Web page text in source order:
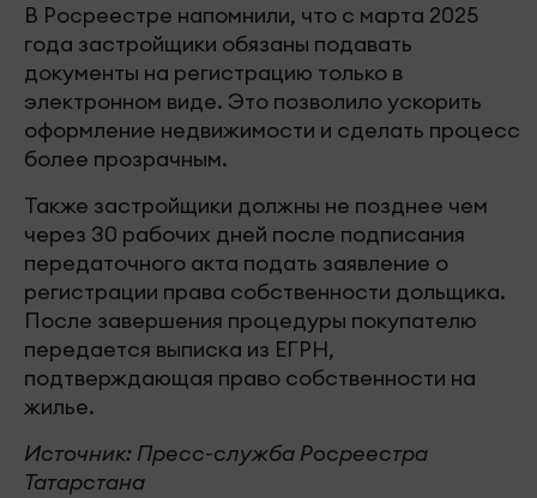
В Росреестре напомнили, что с марта 2025
года застройщики обязаны подавать
документы на регистрацию только в
электронном виде. Это позволило ускорить
оформление недвижимости и сделать процесс
более прозрачным.
Также застройщики должны не позднее чем
через 30 рабочих дней после подписания
передаточного акта подать заявление о
регистрации права собственности дольщика.
После завершения процедуры покупателю
передается выписка из ЕГРН,
подтверждающая право собственности на
жилье.
Источник: Пресс-служба Росреестра
Татарстана